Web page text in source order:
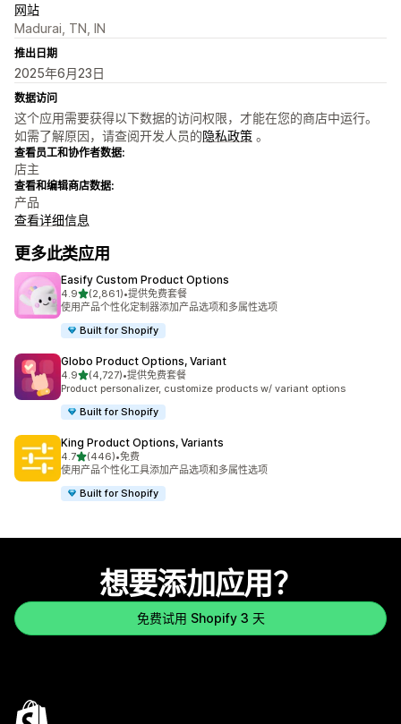
网站
Madurai, TN, IN
推出日期
2025年6月23日
数据访问
这个应用需要获得以下数据的访问权限，才能在您的商店中运行。
如需了解原因，请查阅开发人员的隐私政策 。
查看员工和协作者数据:
店主
查看和编辑商店数据:
产品
查看详细信息
更多此类应用
Easify Custom Product Options
4.9星（满分 5 星）
(2,861)
总共 2861 条评论
•提供免费套餐
使用产品个性化定制器添加产品选项和多属性选项
Built for Shopify
Globo Product Options, Variant
4.9星（满分 5 星）
(4,727)
总共 4727 条评论
•提供免费套餐
Product personalizer, customize products w/ variant options
Built for Shopify
King Product Options, Variants
4.7星（满分 5 星）
(446)
总共 446 条评论
•免费
使用产品个性化工具添加产品选项和多属性选项
Built for Shopify
想要添加应用？
免费试用 Shopify 3 天